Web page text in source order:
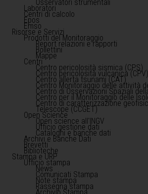
Osservatori strumentali
Laboratori
Centri di calcolo
Epos
Emso
Risorse e Servizi
Prodotti del Monitoraggio
Report relazioni e rapporti
Bollettini
Mappe
Centri
Centro pericolosità sismica (CPS)
Centro pericolosità vulcanica (CPV)
Centro allerta tsunami (CAT)
Centro Monitoraggio delle attività
Centro di Osservazioni Spaziali
Centro per il Monitoraggio delle
Centro di caratterizzazione
Telescope (CCGET)
Open Science
Open science all'INGV
Ufficio gestione dati
Cataloghi e banche dati
Archivi e Banche Dati
Brevetti
Biblioteche
Stampa e URP
Ufficio stampa
News
Comunicati Stampa
Note stampa
Rassegna stampa
Archivio Stampa